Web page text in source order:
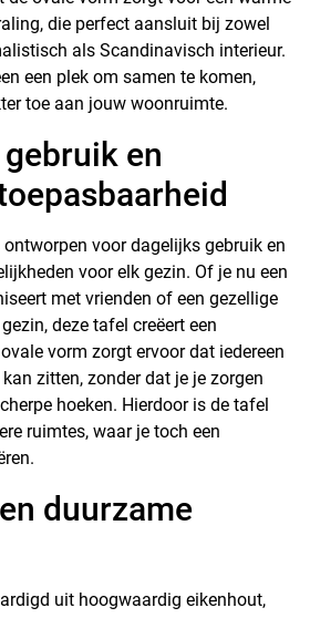
die perfect aansluit bij zowel
als Scandinavisch interieur.
een plek om samen te komen,
toe aan jouw woonruimte.
en
voor dagelijks gebruik en
voor elk gezin. Of je nu een
met vrienden of een gezellige
deze tafel creëert een
vorm zorgt ervoor dat iedereen
zitten, zonder dat je je zorgen
hoeken. Hierdoor is de tafel
ruimtes, waar je toch een
duurzame
uit hoogwaardig eikenhout,